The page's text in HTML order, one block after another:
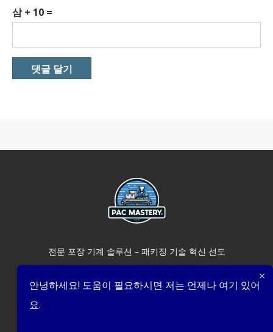
삼 + 10 =
전문 포장 기계 솔루션 – 패키징 기술 혁신 선도
안녕하세요! 도움이 필요하시면 저는 언제나 여기 있어
요.